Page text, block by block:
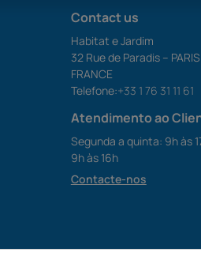
Contact us
Habitat e Jardim
32 Rue de Paradis –
FRANCE
Telefone:+33 1 76 31 11 61
Atendimento ao
Segunda a quinta: 9h às
9h às 16h
Contacte-nos